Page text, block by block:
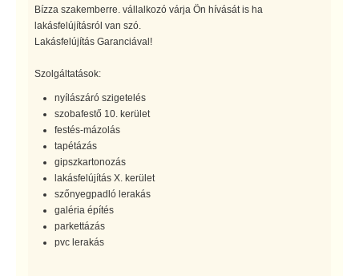
Bízza szakemberre. vállalkozó várja Ön hívását is ha
lakásfelújításról van szó.
Lakásfelújítás Garanciával!
Szolgáltatások:
nyílászáró szigetelés
szobafestő 10. kerület
festés-mázolás
tapétázás
gipszkartonozás
lakásfelújítás X. kerület
szőnyegpadló lerakás
galéria építés
parkettázás
pvc lerakás